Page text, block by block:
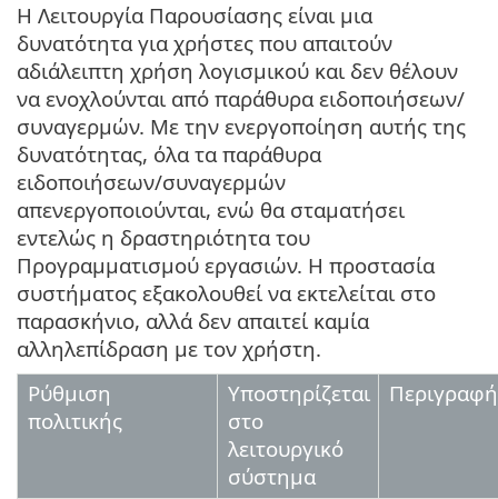
Η Λειτουργία Παρουσίασης είναι μια
δυνατότητα για χρήστες που απαιτούν
αδιάλειπτη χρήση λογισμικού και δεν θέλουν
να ενοχλούνται από παράθυρα ειδοποιήσεων/
συναγερμών. Με την ενεργοποίηση αυτής της
δυνατότητας, όλα τα παράθυρα
ειδοποιήσεων/συναγερμών
απενεργοποιούνται, ενώ θα σταματήσει
εντελώς η δραστηριότητα του
Προγραμματισμού εργασιών. Η προστασία
συστήματος εξακολουθεί να εκτελείται στο
παρασκήνιο, αλλά δεν απαιτεί καμία
αλληλεπίδραση με τον χρήστη.
Ρύθμιση
πολιτικής
Υποστηρίζεται
στο
λειτουργικό
σύστημα
Περιγραφή